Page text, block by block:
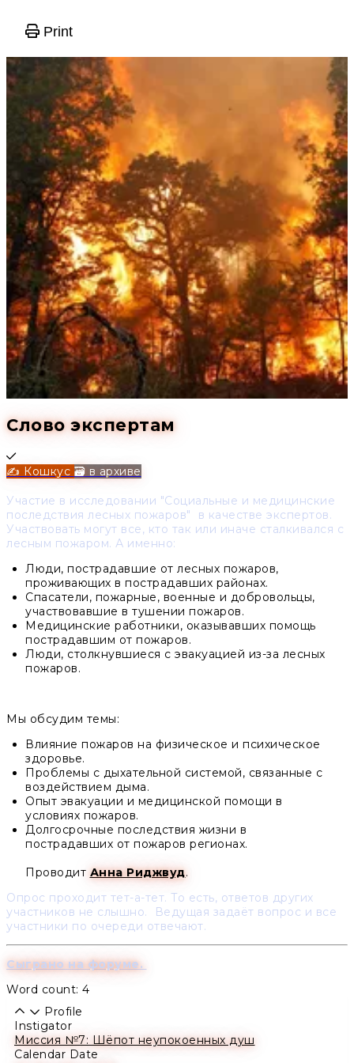
Print
Слово экспертам
Completed
✍️ Кошкус 🗃️ в архиве
Участие в исследовании "Социальные и медицинские
последствия лесных пожаров" в качестве экспертов.
Участвовать могут все, кто так или иначе сталкивался с
лесным пожаром. А именно:
Люди, пострадавшие от лесных пожаров,
проживающих в пострадавших районах.
Спасатели, пожарные, военные и добровольцы,
участвовавшие в тушении пожаров.
Медицинские работники, оказывавших помощь
пострадавшим от пожаров.
Люди, столкнувшиеся с эвакуацией из-за лесных
пожаров.
Мы обсудим темы:
Влияние пожаров на физическое и психическое
здоровье.
Проблемы с дыхательной системой, связанные с
воздействием дыма.
Опыт эвакуации и медицинской помощи в
условиях пожаров.
Долгосрочные последствия жизни в
пострадавших от пожаров регионах.
Проводит Анна Риджвуд.
Опрос проходит тет-а-тет. То есть, ответов других
участников не слышно. Ведущая задаёт вопрос и все
участники по очереди отвечают.
Сыграно на форуме.
Word count: 4
Profile
Instigator
Миссия №7: Шёпот неупокоенных душ
Calendar Date